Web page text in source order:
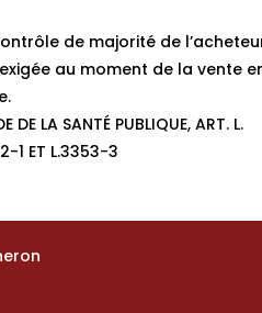
de majorité de
au moment de la vente
DE LA SANTÉ PUBLIQUE, ART. L.
1 ET L.3353-3